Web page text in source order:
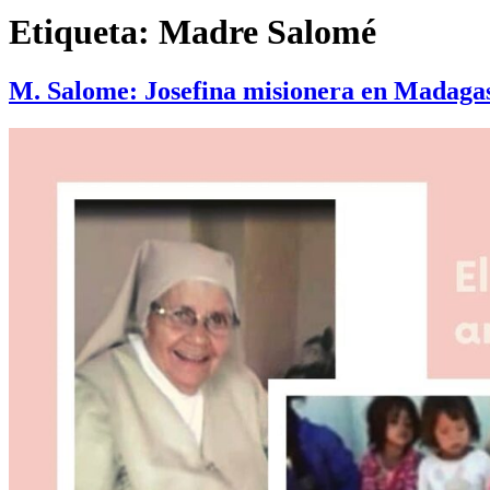
Etiqueta: Madre Salomé
M. Salome: Josefina misionera en